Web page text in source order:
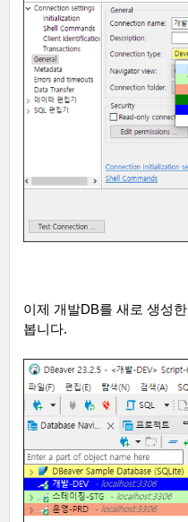
이제 개발DB를 새로 생성한
봅니다.